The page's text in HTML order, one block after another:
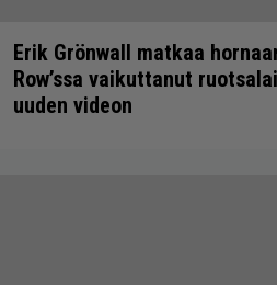
Erik Grönwall matkaa
Row’ssa vaikuttanut
uuden videon